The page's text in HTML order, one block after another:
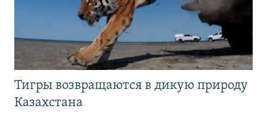
Тигры возвращаются в дикую природу
Казахстана